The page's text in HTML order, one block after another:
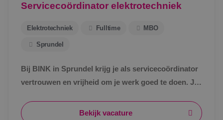
Servicecoördinator elektrotechniek
Elektrotechniek Fulltime MBO
Sprundel
Bij BINK in Sprundel krijg je als servicecoördinator
vertrouwen en vrijheid om je werk goed te doen. Je
waar je aan toe bent.Bekijk vacature